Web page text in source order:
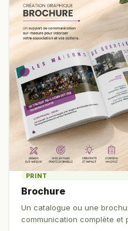
PRINT
Brochure
Un catalogue ou une
communication complète et